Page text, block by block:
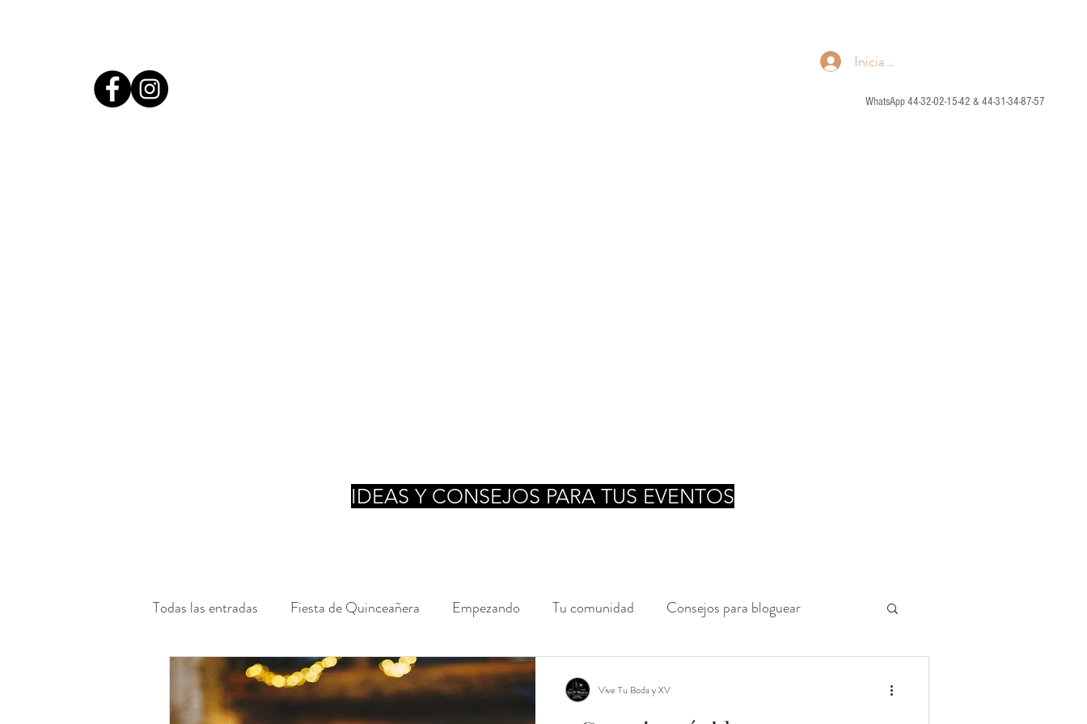
WhatsApp 44-32-02-15-42 & 44-31-34-87-57
Iniciar sesión
IDEAS Y CONSEJOS PARA TUS EVENTOS
Todas las entradas Fiesta de Quinceañera Empezando Tu comunidad Consejos para bloguear
Eventos Activaciones de Marca Eventos de Marketing
Vive Tu Boda y XV